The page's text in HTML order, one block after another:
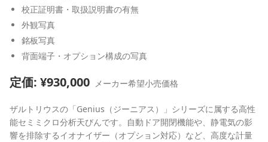
校正証明書・取扱説明書の有無
外観写真
銘板写真
背面端子・オプション構成の写真
定価: ¥930,000 メーカー希望小売価格
ザルトリウスの「Genius（ジーニアス）」シリーズに属する高性
能セミミクロ分析天びんです。自動ドア開閉機能や、静電気の影
響を排除するイオナイザー（オプション対応）など、高度な計量